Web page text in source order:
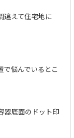
違えて住宅地に
悩んでいるとこ
器底面のドット印